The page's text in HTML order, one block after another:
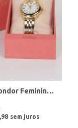
Relógio Condor Feminino DOURADO
98